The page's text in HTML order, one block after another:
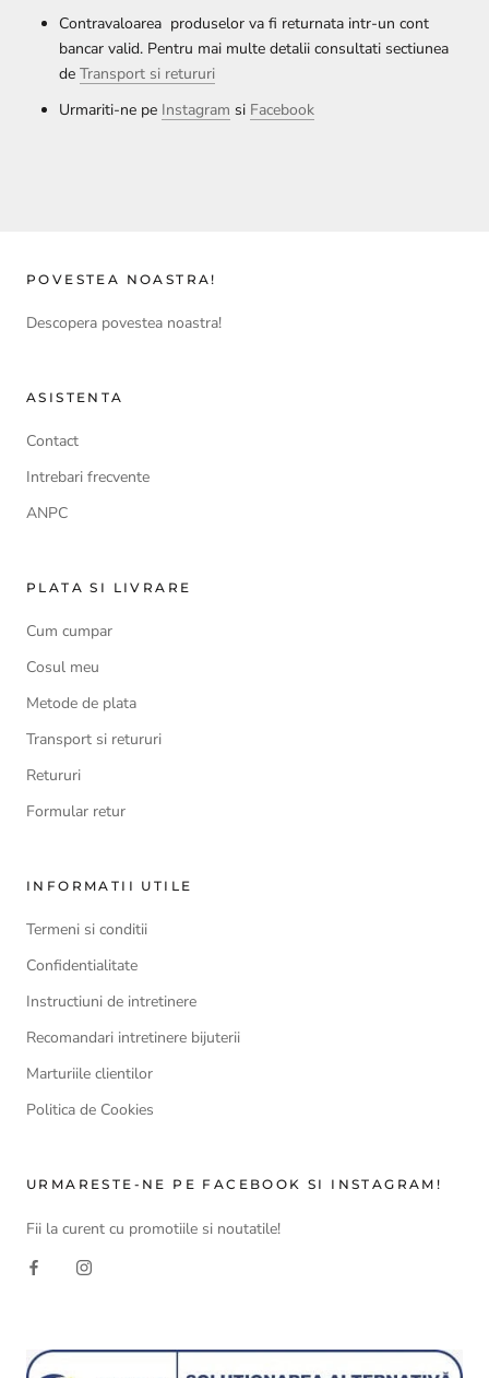
Contravaloarea produselor va fi returnata intr-un cont
bancar valid. Pentru mai multe detalii consultati sectiunea
de Transport si retururi
Urmariti-ne pe Instagram si Facebook
POVESTEA NOASTRA!
Descopera povestea noastra!
ASISTENTA
Contact
Intrebari frecvente
ANPC
PLATA SI LIVRARE
Cum cumpar
Cosul meu
Metode de plata
Transport si retururi
Retururi
Formular retur
INFORMATII UTILE
Termeni si conditii
Confidentialitate
Instructiuni de intretinere
Recomandari intretinere bijuterii
Marturiile clientilor
Politica de Cookies
URMARESTE-NE PE FACEBOOK SI INSTAGRAM!
Fii la curent cu promotiile si noutatile!